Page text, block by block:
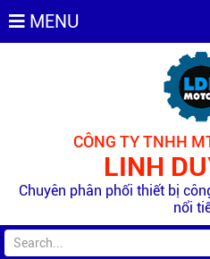
MENU
CÔNG TY TNHH
LINH
Chuyên phân phối thiết bị
nổi